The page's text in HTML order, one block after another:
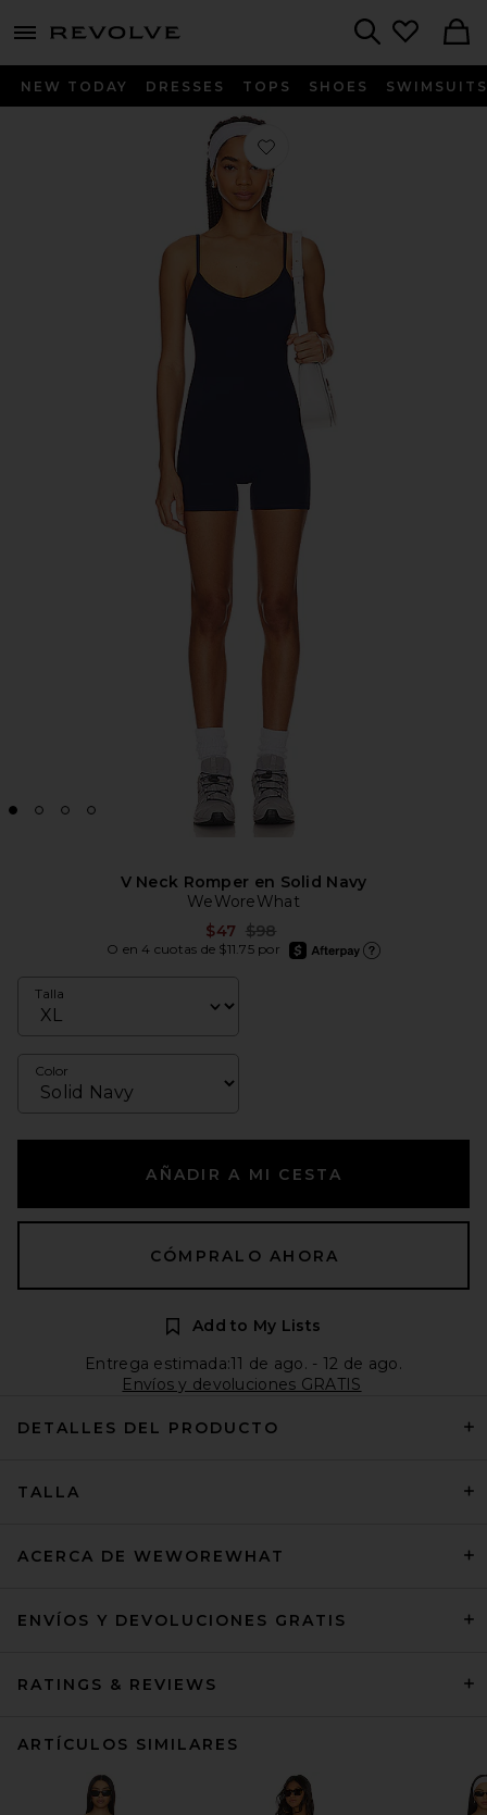
menu - shows more content
NEW TODAY DRESSES TOPS SHOES SWIMSUITS
Favorito V Neck Romper en Solid
V Neck Romper en Solid Navy
WeWoreWhat
$47 Previous price:
$98
O en 4 cuotas de $11.75 por
afterpay
Talla
Color
AÑADIR A MI CESTA
CÓMPRALO AHORA
Add to My Lists
Entrega estimada:11 de ago. - 12 de ago.
Envíos y devoluciones GRATIS
DETALLES DEL PRODUCTO
TALLA
ACERCA DE WEWOREWHAT
ENVÍOS Y DEVOLUCIONES GRATIS
RATINGS & REVIEWS
ARTÍCULOS SIMILARES